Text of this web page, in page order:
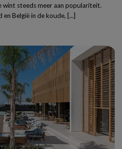
wint steeds meer aan populariteit.
en België in de koude, [...]